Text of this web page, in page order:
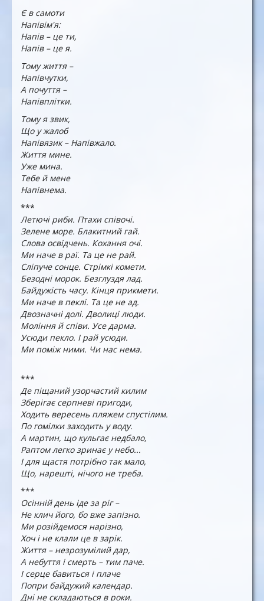
Є в самоти
Напівім'я:
Напів – це ти,
Напів – це я.
Тому життя –
Напівчутки,
А почуття –
Напівплітки.
Тому я звик,
Що у жалоб
Напівязик – Напівжало.
Життя мине.
Уже мина.
Тебе й мене
Напівнема.
***
Летючі риби. Птахи співочі.
Зелене море. Блакитний гай.
Слова освідчень. Кохання очі.
Ми наче в раї. Та це не рай.
Сліпуче сонце. Стрімкі комети.
Безодні морок. Безглуздя лад.
Байдужість часу. Кінця прикмети.
Ми наче в пеклі. Та це не ад.
Двозначні долі. Дволиці люди.
Моління й співи. Усе дарма.
Усюди пекло. І рай усюди.
Ми поміж ними. Чи нас нема.
***
Де піщаний узорчастий килим
Зберігає серпневі пригоди,
Ходить вересень пляжем спустілим.
По гомілки заходить у воду.
А мартин, що кульгає недбало,
Раптом легко зринає у небо...
І для щастя потрібно так мало,
Що, нарешті, нічого не треба.
***
Осінній день іде за ріг –
Не клич його, бо вже запізно.
Ми розійдемося нарізно,
Хоч і не клали це в зарік.
Життя – незрозумілий дар,
А небуття і смерть – тим паче.
І серце бавиться і плаче
Попри байдужий календар.
Дні не складаються в роки.